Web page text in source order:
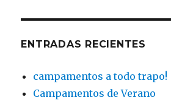
ENTRADAS RECIENTES
campamentos a todo trapo!
Campamentos de Verano